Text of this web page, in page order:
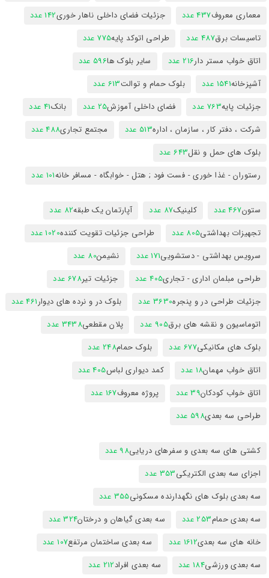
معماری معروف437 عدد جزئیات فضای داخلی ناهار خوری142 عدد
تاسیسات برق487 عدد طراحی اتوکد پایه775 عدد
اتاق خواب مستر دار216 عدد سایر بلوک ها596 عدد
آشپزخانه1541 عدد بلوک حمام و توالت613 عدد
جزئیات پایه763 عدد فضای داخلی آموزش25 عدد بانک41 عدد
شرکت ، دفتر کار ، سازمان ، اداره513 عدد مجتمع تجاری488 عدد
بلوک های حمل و نقل643 عدد
رستوران - غذا خوری - فست فود ; هتل - خوابگاه - مسافر خانه101 عدد
ستون467 عدد کلینیک87 عدد آپارتمان یک طبقه82 عدد
تجهیزات بهداشتی805 عدد طراحی جزئیات تقویت کننده1020 عدد
سرویس بهداشتی - دستشویی171 عدد نشیمن80 عدد
طراحی مبلمان اداری - تجاری405 عدد جزئیات تیر678 عدد
جزئیات طراحی در و پنجره3630 عدد بلوک در و نرده های دیوار461 عدد
اتوماسیون و نقشه های برق905 عدد پلان مقطعی3438 عدد
بلوک های مکانیکی677 عدد بلوک حمام248 عدد
اتاق خواب مهمان18 عدد کمد دیواری لباس405 عدد
اتاق خواب کودکان39 عدد پروژه معروف167 عدد
طراحی سه بعدی598 عدد
کشتی های سه بعدی و سفرهای دریایی98 عدد
اجزای سه بعدی الکتریکی353 عدد
سه بعدی بلوک های نگهدارنده مسکونی355 عدد
سه بعدی حمام253 عدد سه بعدی گیاهان و درختان324 عدد
خانه های سه بعدی1612 عدد سه بعدی ساختمان مرتفع107 عدد
سه بعدی ورزشی184 عدد سه بعدی افراد212 عدد